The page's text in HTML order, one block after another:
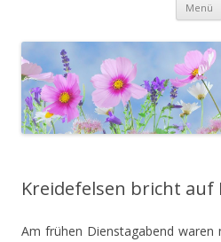
Menü
Kreidefelsen bricht auf
Am frühen Dienstagabend waren